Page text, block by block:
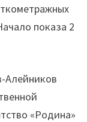
показа 2
Алейников
«Родина»